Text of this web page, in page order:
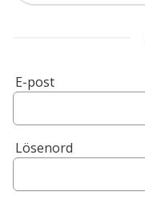
E-post
Lösenord